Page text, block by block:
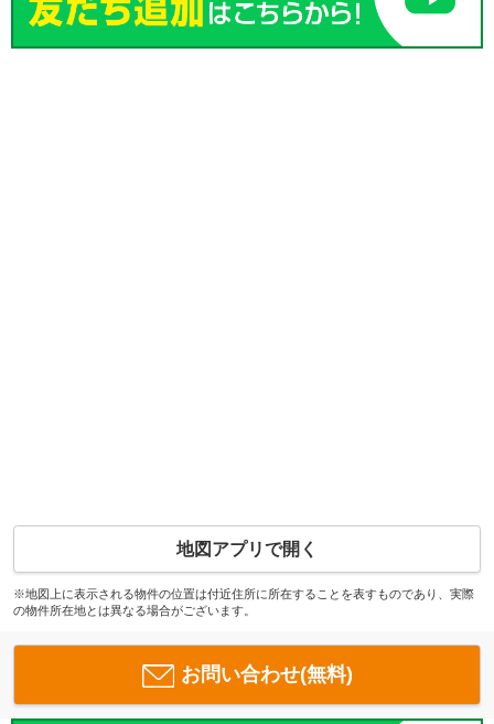
地図アプリで開く
※地図上に表示される物件の位置は付近住所に所在することを表すものであり、実際
の物件所在地とは異なる場合がございます。
お問い合わせ(無料)